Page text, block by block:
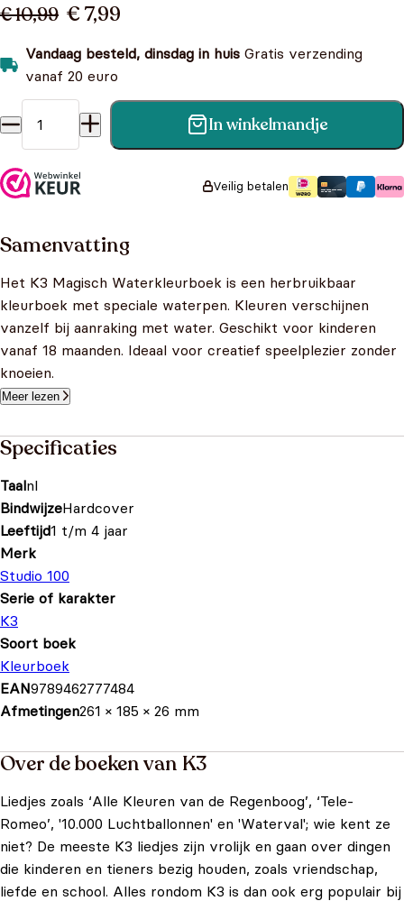
€ 10,99 € 7,99
Vandaag besteld, dinsdag in huis Gratis verzending
vanaf 20 euro
K3 Kleurboek - Kleuren met water aantal
In winkelmandje
Veilig betalen
Samenvatting
Het K3 Magisch Waterkleurboek is een herbruikbaar
kleurboek met speciale waterpen. Kleuren verschijnen
vanzelf bij aanraking met water. Geschikt voor kinderen
vanaf 18 maanden. Ideaal voor creatief speelplezier zonder
knoeien.
Meer lezen
Specificaties
Taalnl
BindwijzeHardcover
Leeftijd1 t/m 4 jaar
Merk
Studio 100
Serie of karakter
K3
Soort boek
Kleurboek
EAN9789462777484
Afmetingen261 × 185 × 26 mm
Over de boeken van K3
Liedjes zoals ‘Alle Kleuren van de Regenboog’, ‘Tele-
Romeo’, '10.000 Luchtballonnen' en 'Waterval'; wie kent ze
niet? De meeste K3 liedjes zijn vrolijk en gaan over dingen
die kinderen en tieners bezig houden, zoals vriendschap,
liefde en school. Alles rondom K3 is dan ook erg populair bij